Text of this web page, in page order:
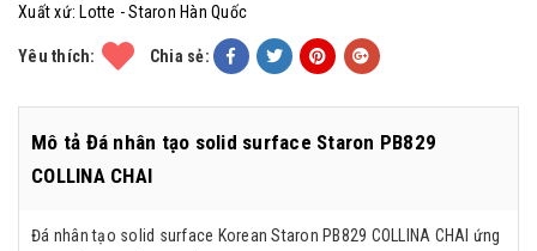
Xuất xứ: Lotte - Staron Hàn Quốc
Yêu thích: Chia sẻ:
Mô tả Đá nhân tạo solid surface Staron PB829
COLLINA CHAI
Đá nhân tạo solid surface Korean Staron PB829 COLLINA CHAI ứng